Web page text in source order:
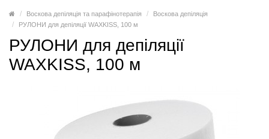
Воскова депіляція та парафінотерапія
Воскова депіляція
РУЛОНИ для депіляції WAXKISS, 100 м
РУЛОНИ для депіляції
WAXKISS, 100 м